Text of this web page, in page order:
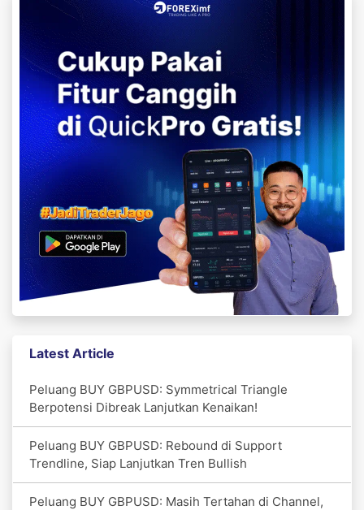
Latest Article
Peluang BUY GBPUSD: Symmetrical Triangle
Berpotensi Dibreak Lanjutkan Kenaikan!
Peluang BUY GBPUSD: Rebound di Support
Trendline, Siap Lanjutkan Tren Bullish
Peluang BUY GBPUSD: Masih Tertahan di Channel,